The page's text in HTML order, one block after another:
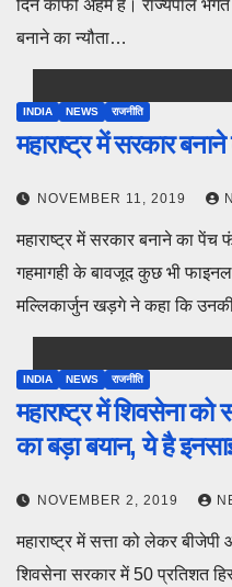
दिन काफी अहम है। राज्यपाल भगत
बनाने का न्यौता…
INDIA NEWS राजनीति
महाराष्ट्र में सरकार
NOVEMBER 11, 2019
महाराष्ट्र में सरकार बनाने का
गहमागही के बावजूद कुछ भी फाइनल
मल्लिकार्जुन खड़गे ने कहा कि
INDIA NEWS राजनीति
महाराष्ट्र में शिवसेना को
का बड़ा बयान, ये है
NOVEMBER 2, 2019
महाराष्ट्र में सत्ता को लेकर
शिवसेना सरकार में 50 प्रतिशत